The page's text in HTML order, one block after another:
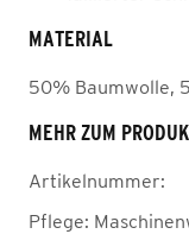
MATERIAL
50% Baumwolle,
MEHR ZUM
Artikelnummer:
Pflege: